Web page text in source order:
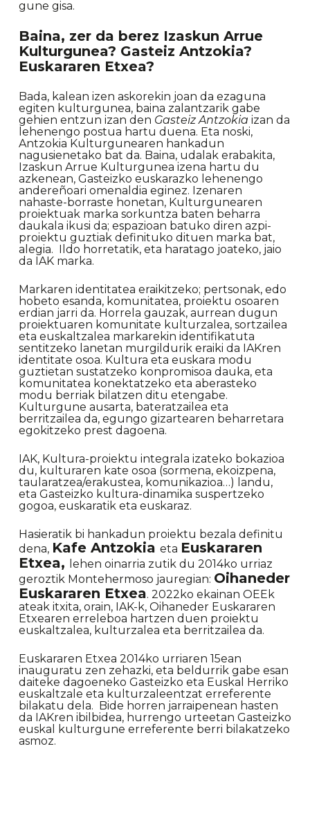
gune gisa.
Baina, zer da berez Izaskun Arrue
Kulturgunea? Gasteiz Antzokia?
Euskararen Etxea?
Bada, kalean izen askorekin joan da ezaguna
egiten kulturgunea, baina zalantzarik gabe
gehien entzun izan den Gasteiz Antzokia izan da
lehenengo postua hartu duena. Eta noski,
Antzokia Kulturgunearen hankadun
nagusienetako bat da. Baina, udalak erabakita,
Izaskun Arrue Kulturgunea izena hartu du
azkenean, Gasteizko euskarazko lehenengo
andereñoari omenaldia eginez. Izenaren
nahaste-borraste honetan, Kulturgunearen
proiektuak marka sorkuntza baten beharra
daukala ikusi da; espazioan batuko diren azpi-
proiektu guztiak definituko dituen marka bat,
alegia. Ildo horretatik, eta haratago joateko, jaio
da IAK marka.
Markaren identitatea eraikitzeko; pertsonak, edo
hobeto esanda, komunitatea, proiektu osoaren
erdian jarri da. Horrela gauzak, aurrean dugun
proiektuaren komunitate kulturzalea, sortzailea
eta euskaltzalea markarekin identifikatuta
sentitzeko lanetan murgildurik eraiki da IAKren
identitate osoa. Kultura eta euskara modu
guztietan sustatzeko konpromisoa dauka, eta
komunitatea konektatzeko eta aberasteko
modu berriak bilatzen ditu etengabe.
Kulturgune ausarta, bateratzailea eta
berritzailea da, egungo gizartearen beharretara
egokitzeko prest dagoena.
IAK, Kultura-proiektu integrala izateko bokazioa
du, kulturaren kate osoa (sormena, ekoizpena,
taularatzea/erakustea, komunikazioa…) landu,
eta Gasteizko kultura-dinamika suspertzeko
gogoa, euskaratik eta euskaraz.
Hasieratik bi hankadun proiektu bezala definitu
dena, Kafe Antzokia eta Euskararen
Etxea,
lehen oinarria zutik du 2014ko urriaz
geroztik Montehermoso jauregian: Oihaneder
Euskararen Etxea. 2022ko ekainan OEEk
ateak itxita, orain, IAK-k, Oihaneder Euskararen
Etxearen erreleboa hartzen duen proiektu
euskaltzalea, kulturzalea eta berritzailea da.
Euskararen Etxea 2014ko urriaren 15ean
inauguratu zen zehazki, eta beldurrik gabe esan
daiteke dagoeneko Gasteizko eta Euskal Herriko
euskaltzale eta kulturzaleentzat erreferente
bilakatu dela. Bide horren jarraipenean hasten
da IAKren ibilbidea, hurrengo urteetan Gasteizko
euskal kulturgune erreferente berri bilakatzeko
asmoz.